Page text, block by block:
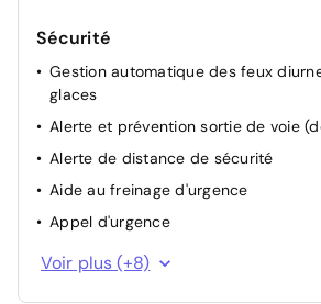
Antenne Requin
Poignées de portes affleurantes
Sécurité
Gestion automatique des feux
glaces
Alerte et prévention sortie de voie
Alerte de distance de sécurité
Aide au freinage d'urgence
Appel d'urgence
Détection de fatigue
Voir plus (+8)